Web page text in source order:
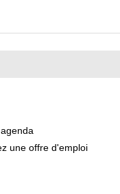
une offre d'emploi